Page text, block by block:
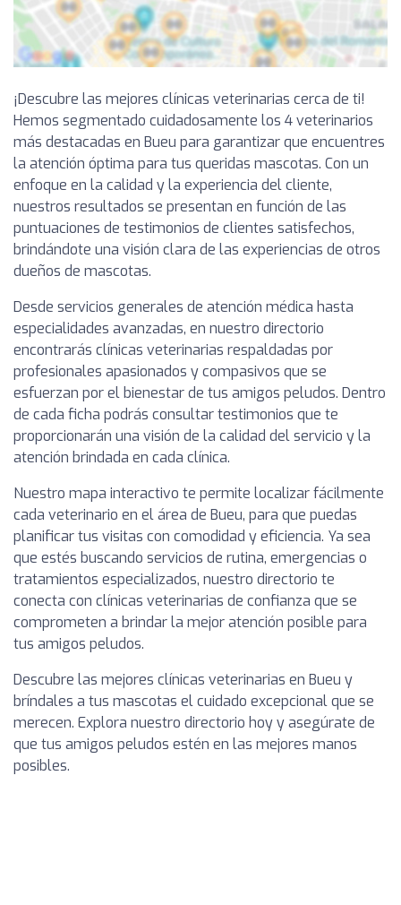
¡Descubre las mejores clínicas veterinarias cerca de ti!
Hemos segmentado cuidadosamente los 4 veterinarios
más destacadas en Bueu para garantizar que encuentres
la atención óptima para tus queridas mascotas. Con un
enfoque en la calidad y la experiencia del cliente,
nuestros resultados se presentan en función de las
puntuaciones de testimonios de clientes satisfechos,
brindándote una visión clara de las experiencias de otros
dueños de mascotas.
Desde servicios generales de atención médica hasta
especialidades avanzadas, en nuestro directorio
encontrarás clínicas veterinarias respaldadas por
profesionales apasionados y compasivos que se
esfuerzan por el bienestar de tus amigos peludos. Dentro
de cada ficha podrás consultar testimonios que te
proporcionarán una visión de la calidad del servicio y la
atención brindada en cada clínica.
Nuestro mapa interactivo te permite localizar fácilmente
cada veterinario en el área de Bueu, para que puedas
planificar tus visitas con comodidad y eficiencia. Ya sea
que estés buscando servicios de rutina, emergencias o
tratamientos especializados, nuestro directorio te
conecta con clínicas veterinarias de confianza que se
comprometen a brindar la mejor atención posible para
tus amigos peludos.
Descubre las mejores clínicas veterinarias en Bueu y
bríndales a tus mascotas el cuidado excepcional que se
merecen. Explora nuestro directorio hoy y asegúrate de
que tus amigos peludos estén en las mejores manos
posibles.